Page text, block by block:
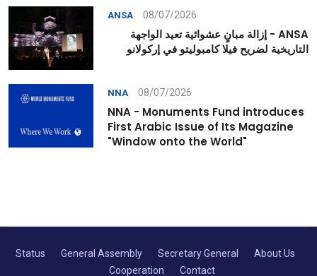
ANSA 08/07/2026
ANSA - إزالة مبانٍ عشوائية تعيد الواجهة
التاريخية لضريح فيلا كامبوليتو في إركولانو
NNA 08/07/2026
NNA - Monuments Fund introduces
First Arabic Issue of Its Magazine
"Window onto the World"
Status General Assembly Secretary General
About Us
Cooperation
Contact